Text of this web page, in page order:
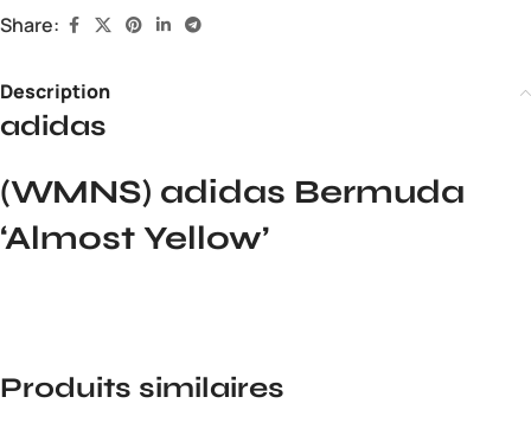
Share:
Description
adidas
(WMNS) adidas Bermuda
‘Almost Yellow’
Produits similaires